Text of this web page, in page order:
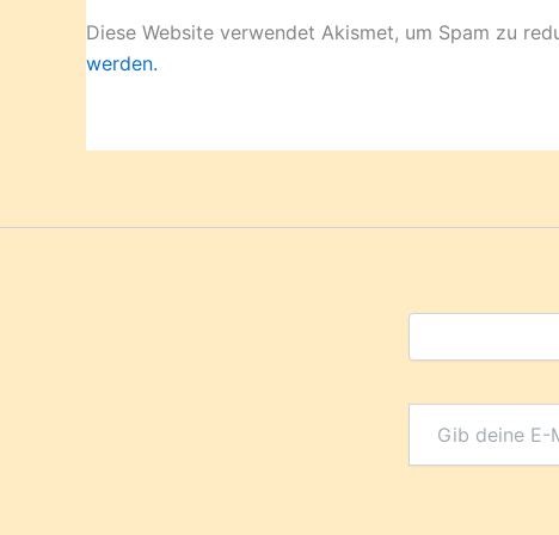
Diese Website verwendet Akismet, um Spam zu
werden.